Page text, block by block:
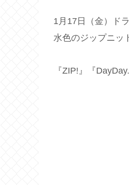
1月17日（金）ド
水色のジップニッ
『ZIP! 』『DayDay.